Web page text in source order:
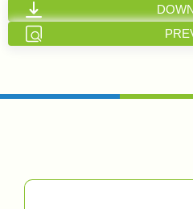
Nosotros
Transparencia
Participa